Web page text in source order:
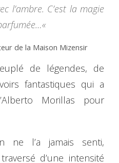
l’ambre. C’est la magie
«
de la Maison Mizensir
de légendes, de
fantastiques qui a
Morillas pour
ne l’a jamais senti,
d’une intensité